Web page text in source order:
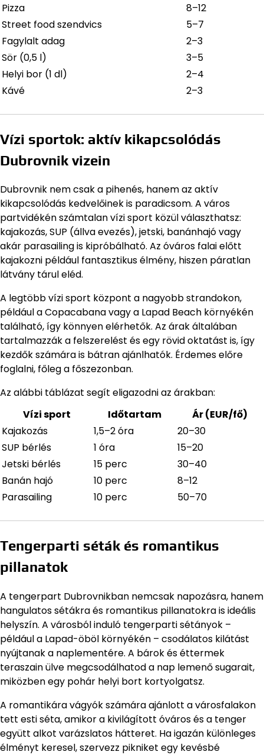
Pizza
8–12
Street food szendvics
5–7
Fagylalt adag
2–3
Sör (0,5 l)
3–5
Helyi bor (1 dl)
2–4
Kávé
2–3
Vízi sportok: aktív kikapcsolódás
Dubrovnik vizein
Dubrovnik nem csak a pihenés, hanem az aktív
kikapcsolódás kedvelőinek is paradicsom. A város
partvidékén számtalan vízi sport közül választhatsz:
kajakozás, SUP (állva evezés), jetski, banánhajó vagy
akár parasailing is kipróbálható. Az óváros falai előtt
kajakozni például fantasztikus élmény, hiszen páratlan
látvány tárul eléd.
A legtöbb vízi sport központ a nagyobb strandokon,
például a Copacabana vagy a Lapad Beach környékén
található, így könnyen elérhetők. Az árak általában
tartalmazzák a felszerelést és egy rövid oktatást is, így
kezdők számára is bátran ajánlhatók. Érdemes előre
foglalni, főleg a főszezonban.
Az alábbi táblázat segít eligazodni az árakban:
Vízi sport
Időtartam
Ár (EUR/fő)
Kajakozás
1,5–2 óra
20–30
SUP bérlés
1 óra
15–20
Jetski bérlés
15 perc
30–40
Banán hajó
10 perc
8–12
Parasailing
10 perc 50–70
Tengerparti séták és romantikus
pillanatok
A tengerpart Dubrovnikban nemcsak napozásra, hanem
hangulatos sétákra és romantikus pillanatokra is ideális
helyszín. A városból induló tengerparti sétányok –
például a Lapad-öböl környékén – csodálatos kilátást
nyújtanak a naplementére. A bárok és éttermek
teraszain ülve megcsodálhatod a nap lemenő sugarait,
miközben egy pohár helyi bort kortyolgatsz.
A romantikára vágyók számára ajánlott a városfalakon
tett esti séta, amikor a kivilágított óváros és a tenger
együtt alkot varázslatos hátteret. Ha igazán különleges
élményt keresel, szervezz pikniket egy kevésbé